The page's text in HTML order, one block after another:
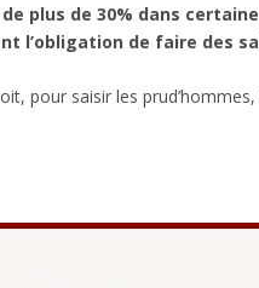
plus de 30% dans
l’obligation de faire des
pour saisir les